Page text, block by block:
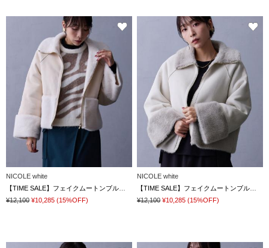
NICOLE white
¥12,100 ¥10,285 (15%OFF)
NICOLE white
¥12,100 ¥10,285 (15%OFF)